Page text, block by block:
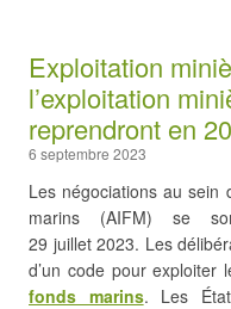
Exploitation
l’exploitation
reprendront en
6 septembre 2023
Les négociations au sein
marins (AIFM) se
29 juillet 2023. Les
d’un code pour exploiter
fonds marins. Les